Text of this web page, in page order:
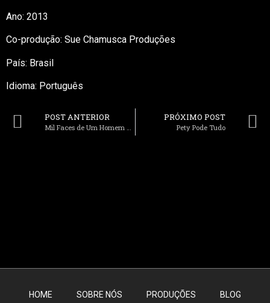
Ano: 2013
Co-produção: Sue Chamusca Produções
País: Brasil
Idioma: Português
POST ANTERIOR PRÓXIMO POST
Pety Pode Tudo
HOME SOBRE NÓS PRODUÇÕES BLOG